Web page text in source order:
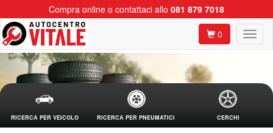
Compra online o contattaci allo 081 879 7018
0
RICERCA PER VEICOLO RICERCA PER PNEUMATICI CERCHI